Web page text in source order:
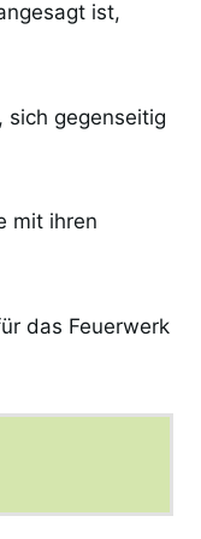
ist,
sich gegenseitig
mit ihren
das Feuerwerk